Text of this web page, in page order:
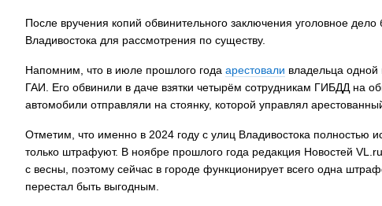
После вручения копий обвинительного заключения уголовное
Владивостока для рассмотрения по существу.
Напомним, что в июле прошлого года арестовали владельца одной
ГАИ. Его обвинили в даче взятки четырём сотрудникам ГИБДД на
автомобили отправляли на стоянку, которой управлял
Отметим, что именно в 2024 году с улиц Владивостока полностью
только штрафуют. В ноябре прошлого года редакция Новостей VL.ru
с весны, поэтому сейчас в городе функционирует всего одна
перестал быть выгодным.